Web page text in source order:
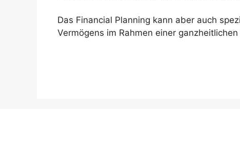
Das Financial Planning kann aber auch
Vermögens im Rahmen einer